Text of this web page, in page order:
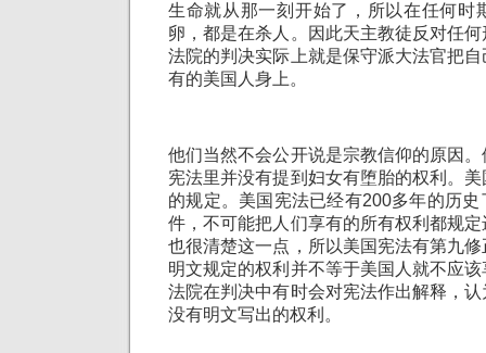
生命就从那一刻开始了，所以在任何时
卵，都是在杀人。因此天主教徒反对任
法院的判决实际上就是保守派大法官把
有的美国人身上。
他们当然不会公开说是宗教信仰的原因
宪法里并没有提到妇女有堕胎的权利。
的规定。美国宪法已经有200多年的历
件，不可能把人们享有的所有权利都规
也很清楚这一点，所以美国宪法有第九
明文规定的权利并不等于美国人就不应
法院在判决中有时会对宪法作出解释，
没有明文写出的权利。